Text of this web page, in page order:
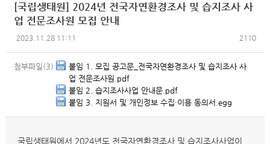
[국립생태원] 2024년 전국자연환경조사 및 습지조사 사
업 전문조사원 모집 안내
2023.11.28 11:11 2110
첨부파일(3)
붙임 1. 모집 공고문_전국자연환경조사 및 습지조사 사
업 전문조사원.pdf
붙임 2. 습지조사사업 안내문.pdf
붙임 3. 지원서 및 개인정보 수집·이용 동의서.egg
국립생태원에서 2024년도 전국자연환경조사 및 습지조사사업이